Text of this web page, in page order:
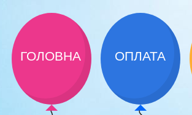
ГОЛОВНА ОПЛАТА